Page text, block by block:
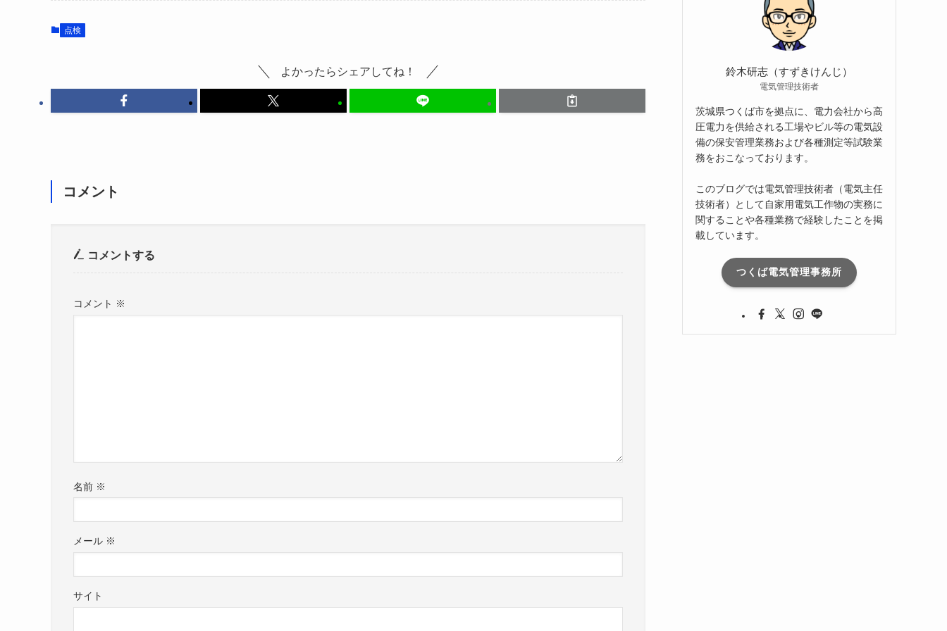
点検
よかったらシェアしてね！
コメント
コメントする
コメント ※
名前 ※
メール ※
サイト
鈴木研志（すずきけんじ）
電気管理技術者
茨城県つくば市を拠点に、電力会社から高
圧電力を供給される工場やビル等の電気設
備の保安管理業務および各種測定等試験業
務をおこなっております。
このブログでは電気管理技術者（電気主任
技術者）として自家用電気工作物の実務に
関することや各種業務で経験したことを掲
載しています。
つくば電気管理事務所